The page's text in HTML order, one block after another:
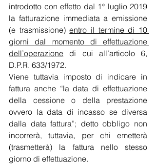
introdotto con effetto dal 1° luglio 2019
la fatturazione immediata a emissione
(e trasmissione) entro il termine di 10
giorni dal momento di effettuazione
dell’operazione di cui all’articolo 6,
D.P.R. 633/1972.
Viene tuttavia imposto di indicare in
fattura anche “la data di effettuazione
della cessione o della prestazione
ovvero la data di incasso se diversa
dalla data fattura”; detto obbligo non
incorrerà, tuttavia, per chi emetterà
(trasmetterà) la fattura nello stesso
giorno di effettuazione.